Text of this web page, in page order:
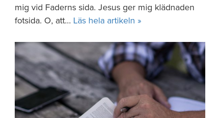
mig vid Faderns sida. Jesus ger mig klädnaden
fotsida. O, att… Läs hela artikeln »